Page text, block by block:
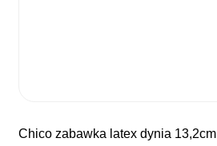
chico zabawka latex dynia 13,2cm